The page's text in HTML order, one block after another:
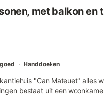
op het terrein....
met balkon en
Handdoeken
"Can Mateuet" alles
bestaat uit een